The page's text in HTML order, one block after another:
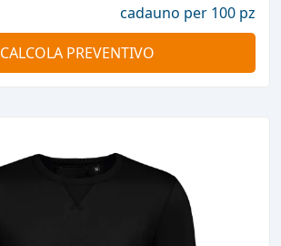
cadauno per 100 pz
CALCOLA PREVENTIVO